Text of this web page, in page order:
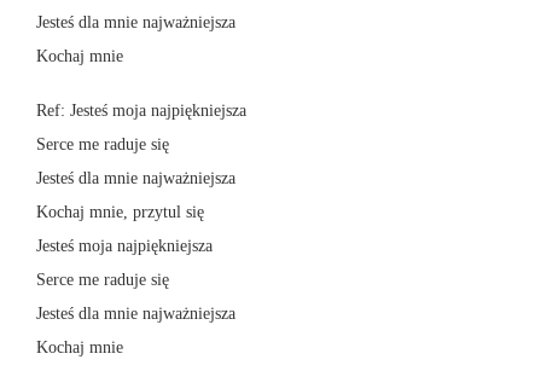
Jesteś dla mnie najważniejsza
Kochaj mnie
Ref: Jesteś moja najpiękniejsza
Serce me raduje się
Jesteś dla mnie najważniejsza
Kochaj mnie, przytul się
Jesteś moja najpiękniejsza
Serce me raduje się
Jesteś dla mnie najważniejsza
Kochaj mnie